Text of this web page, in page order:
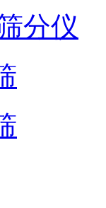
分仪